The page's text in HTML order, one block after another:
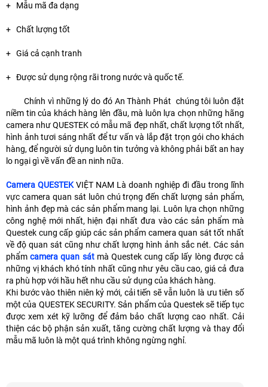
+ Mẫu mã đa dạng
+ Chất lượng tốt
+ Giá cả cạnh tranh
+ Được sử dụng rộng rãi trong nước và quốc tế.
Chính vì những lý do đó An Thành Phát chúng tôi luôn đặt
niềm tin của khách hàng lên đầu, mà luôn lựa chọn những hãng
camera như QUESTEK có mẫu mã đẹp nhất, chất lượng tốt nhất,
hình ảnh tươi sáng nhất để tư vấn và lắp đặt trọn gói cho khách
hàng, để người sử dụng luôn tin tưởng và không phải bất an hay
lo ngại gì về vấn đề an ninh nữa.
Camera QUESTEK VIỆT NAM Là doanh nghiệp đi đầu trong lĩnh
vực camera quan sát luôn chú trọng đến chất lượng sản phẩm,
hình ảnh đẹp mà các sản phẩm mang lại. Luôn lựa chọn những
công nghệ mới nhất, hiện đại nhất đưa vào các sản phẩm mà
Questek cung cấp giúp các sản phẩm camera quan sát tốt nhất
về độ quan sát cũng như chất lượng hình ảnh sắc nét. Các sản
phẩmcamera quan sátmà Questek cung cấp lấy lòng được cả
những vị khách khó tính nhất cũng như yêu cầu cao, giá cả đưa
ra phù hợp với hầu hết nhu cầu sử dụng của khách hàng.
Khi bước vào thiên niên kỷ mới, cải tiến sẽ vẫn luôn là ưu tiên số
một của QUESTEK SECURITY. Sản phẩm của Questek sẽ tiếp tục
được xem xét kỹ lưỡng để đảm bảo chất lượng cao nhất. Cải
thiện các bộ phận sản xuất, tăng cường chất lượng và thay đổi
mẫu mã luôn là một quá trình không ngừng nghỉ.